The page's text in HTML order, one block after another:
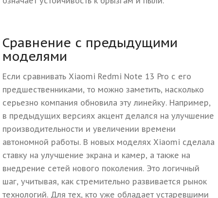
Сравнение с предыдущими
моделями
Если сравнивать Xiaomi Redmi Note 13 Pro с его
предшественниками, то можно заметить, насколько
серьезно компания обновила эту линейку. Например,
в предыдущих версиях акцент делался на улучшение
производительности и увеличении времени
автономной работы. В новых моделях Xiaomi сделала
ставку на улучшение экрана и камер, а также на
внедрение сетей нового поколения. Это логичный
шаг, учитывая, как стремительно развивается рынок
технологий. Для тех, кто уже обладает устаревшими